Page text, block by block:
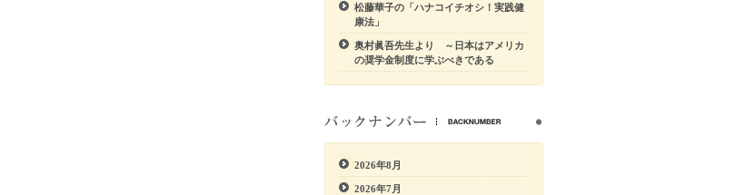
松藤華子の「ハナコイチオシ！実践健
康法」
奥村眞吾先生より ～日本はアメリカ
の奨学金制度に学ぶべきである
2026年8月
2026年7月